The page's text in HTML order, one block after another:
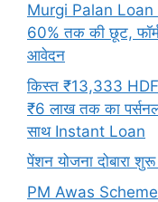
Murgi Palan Loan
60% तक की छूट,
आवेदन
किस्त ₹13,333
₹6 लाख तक का
साथ Instant Loan
पेंशन योजना दोबारा
PM Awas Scheme